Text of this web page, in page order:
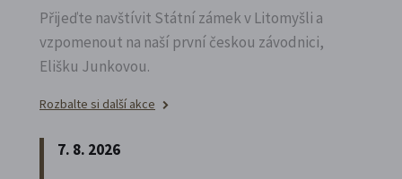
Přijeďte navštívit Státní zámek v Litomyšli a
vzpomenout na naší první českou závodnici,
Elišku Junkovou.
Rozbalte si další akce
7. 8. 2026